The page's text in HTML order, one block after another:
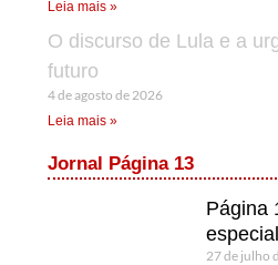
Leia mais »
O discurso de Lula e a
futuro
4 de agosto de 2026
Leia mais »
Jornal Página 13
Página
27 de julho